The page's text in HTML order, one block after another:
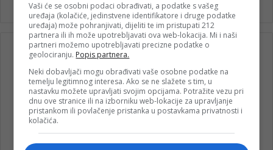
Vaši će se osobni podaci obrađivati, a podatke s vašeg
uređaja (kolačiće, jedinstvene identifikatore i druge podatke
uređaja) može pohranjivati, dijeliti te im pristupati 212
partnera ili ih može upotrebljavati ova web-lokacija. Mi i naši
partneri možemo upotrebljavati precizne podatke o
geolociranju. Popis partnera.
Neki dobavljači mogu obrađivati vaše osobne podatke na
temelju legitimnog interesa. Ako se ne slažete s tim, u
nastavku možete upravljati svojim opcijama. Potražite vezu pri
dnu ove stranice ili na izborniku web-lokacije za upravljanje
pristankom ili povlačenje pristanka u postavkama privatnosti i
kolačića.